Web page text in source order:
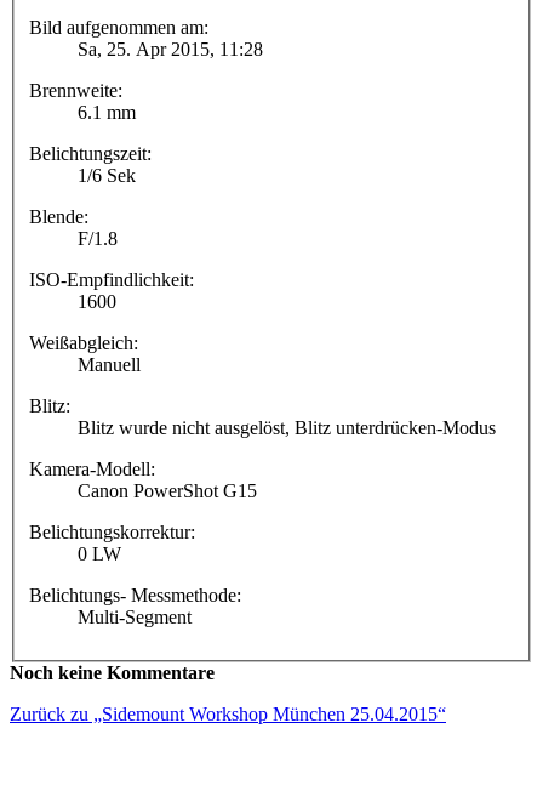
Bild aufgenommen am:
Sa, 25. Apr 2015, 11:28
Brennweite:
6.1 mm
Belichtungszeit:
1/6 Sek
Blende:
F/1.8
ISO-Empfindlichkeit:
1600
Weißabgleich:
Manuell
Blitz:
Blitz wurde nicht ausgelöst, Blitz unterdrücken-Modus
Kamera-Modell:
Canon PowerShot G15
Belichtungskorrektur:
0 LW
Belichtungs- Messmethode:
Multi-Segment
Noch keine Kommentare
Zurück zu „Sidemount Workshop München 25.04.2015“